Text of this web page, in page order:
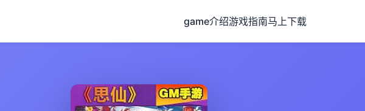
game介绍游戏指南马上下载